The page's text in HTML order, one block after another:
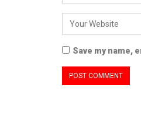
Save my name,